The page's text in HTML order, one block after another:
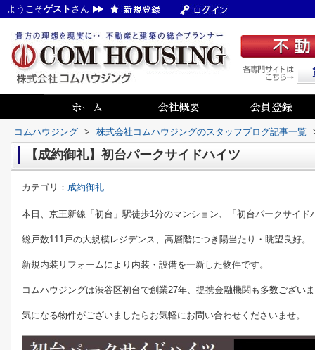
ようこそゲスト さん
コムハウジング > 株式会社コムハウジングのスタッフブログ記事一覧
【成約御礼】初台パークサイドハイツ
カテゴリ： 成約御礼
本日、京王新線「初台」駅徒歩1分のマンション、「初台パークサイ
総戸数111戸の大規模レジデンス、高層階につき陽当たり・眺望良好。
新規内装リフォームにより内装・設備を一新した物件です。
コムハウジングは渋谷区初台で創業27年、提携金融機関も多数ござい
気になる物件がございましたらお気軽にお問い合わせくださいませ。